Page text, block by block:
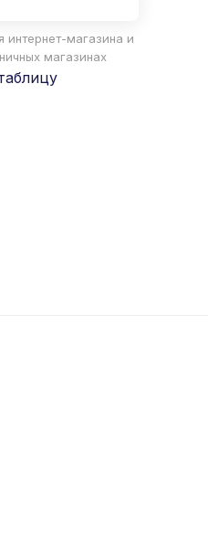
интернет-магазина и
магазинах